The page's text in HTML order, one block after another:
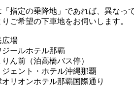
指定の乗降地」であれば、異なっ
ご希望の下車地をお伺いします。
広場
ールホテル那覇
ん前（泊高橋バス停）
ェント・ホテル沖縄那覇
リオンホテル那覇国際通り